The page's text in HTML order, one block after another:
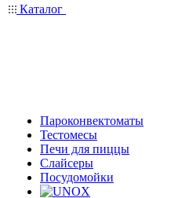
Каталог
Пароконвектоматы
Тестомесы
Печи для пиццы
Слайсеры
Посудомойки